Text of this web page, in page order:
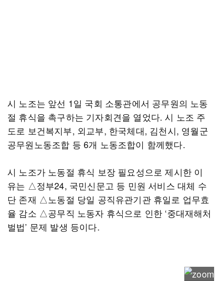
시 노조는 앞선 1일 국회 소통관에서 공무원의 노동
절 휴식을 촉구하는 기자회견을 열었다. 시 노조 주
도로 보건복지부, 외교부, 한국체대, 김천시, 영월군
공무원노동조합 등 6개 노동조합이 함께했다.
시 노조가 노동절 휴식 보장 필요성으로 제시한 이
유는 △정부24, 국민신문고 등 민원 서비스 대체 수
단 존재 △노동절 당일 공직유관기관 휴일로 업무효
율 감소 △공무직 노동자 휴식으로 인한 ‘중대재해처
벌법’ 문제 발생 등이다.